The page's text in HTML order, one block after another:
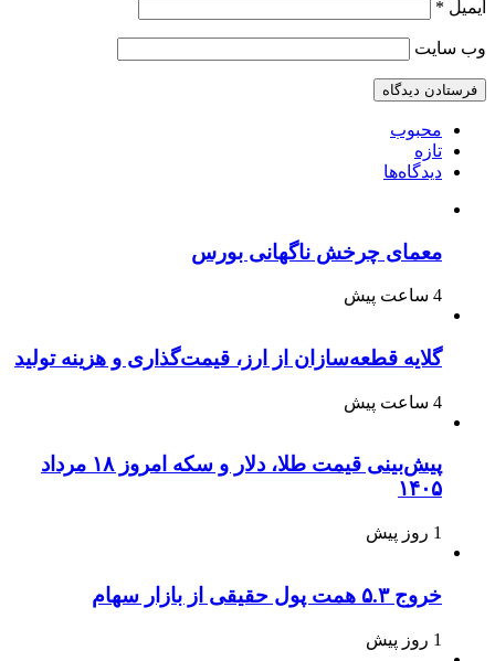
ایمیل *
وب‌ سایت
محبوب
تازه
دیدگاه‌ها
معمای چرخش ناگهانی بورس
4 ساعت پیش
گلایه قطعه‌سازان از ارز، قیمت‌گذاری و هزینه تولید
4 ساعت پیش
پیش‌بینی قیمت طلا، دلار و سکه امروز ۱۸ مرداد
۱۴۰۵
1 روز پیش
خروج ۵.۳ همت پول حقیقی از بازار سهام
1 روز پیش